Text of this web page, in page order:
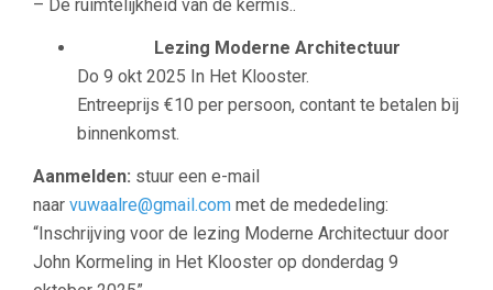
– De ruimtelijkheid van de kermis..
Lezing Moderne Architectuur
Do 9 okt 2025 In Het Klooster.
Entreeprijs €10 per persoon, contant te betalen bij
binnenkomst.
Aanmelden: stuur een e-mail
naar vuwaalre@gmail.com met de mededeling:
“Inschrijving voor de lezing Moderne Architectuur door
John Kormeling in Het Klooster op donderdag 9